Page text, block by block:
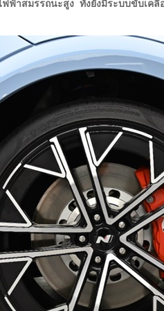
ฟฟ้าสมรรถนะสูง ทั้งยังมีระบบขับเค